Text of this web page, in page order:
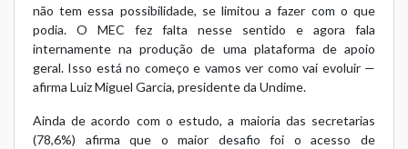
não tem essa possibilidade, se limitou a fazer com o que
podia. O MEC fez falta nesse sentido e agora fala
internamente na produção de uma plataforma de apoio
geral. Isso está no começo e vamos ver como vai evoluir —
afirma Luiz Miguel Garcia, presidente da Undime.
Ainda de acordo com o estudo, a maioria das secretarias
(78,6%) afirma que o maior desafio foi o acesso de